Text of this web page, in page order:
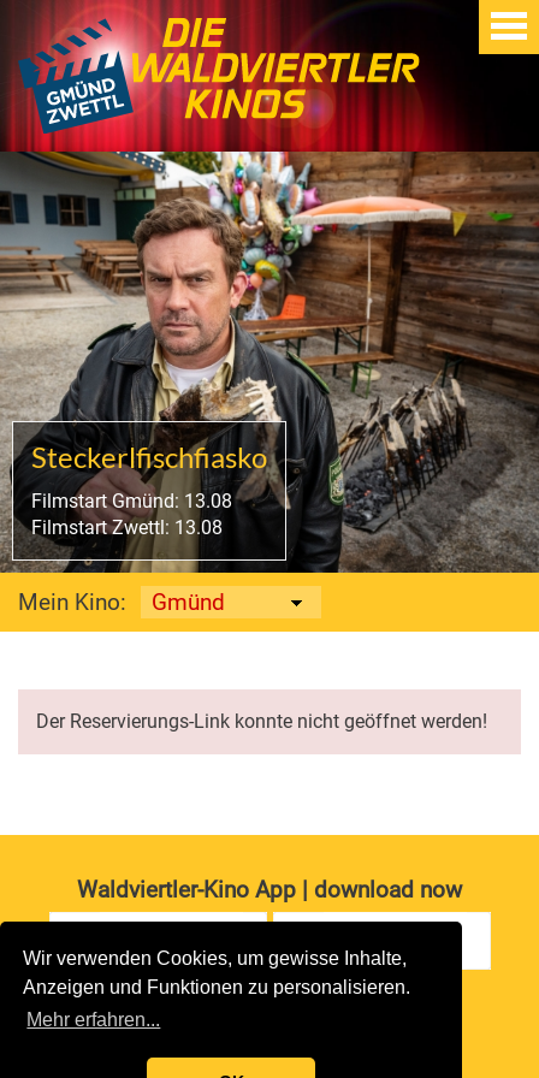
Wir verwenden Cookies, um gewisse Inhalte,
Anzeigen und Funktionen zu personalisieren.
Mehr erfahren...
Steckerlfischfiasko
Filmstart Gmünd: 13.08
Filmstart Zwettl: 13.08
Mein Kino:
Der Reservierungs-Link konnte nicht geöffnet werden!
Waldviertler-Kino App | download now
copyright 2026 waldviertler-kinos